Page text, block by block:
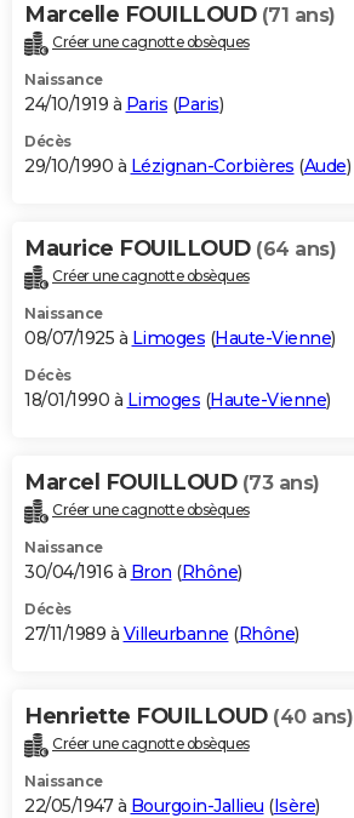
Marcelle FOUILLOUD (71 ans)
Créer une cagnotte obsèques
Naissance
24/10/1919 à Paris (Paris)
Décès
29/10/1990 à Lézignan-Corbières (Aude)
Maurice FOUILLOUD (64 ans)
Créer une cagnotte obsèques
Naissance
08/07/1925 à Limoges (Haute-Vienne)
Décès
18/01/1990 à Limoges (Haute-Vienne)
Marcel FOUILLOUD (73 ans)
Créer une cagnotte obsèques
Naissance
30/04/1916 à Bron (Rhône)
Décès
27/11/1989 à Villeurbanne (Rhône)
Henriette FOUILLOUD (40 ans)
Créer une cagnotte obsèques
Naissance
22/05/1947 à Bourgoin-Jallieu (Isère)